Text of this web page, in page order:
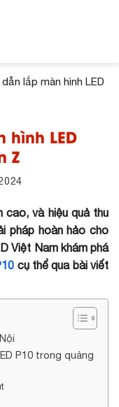
lắp màn hình LED
hình LED
Z
cao, và hiệu quả thu
pháp hoàn hảo cho
Việt Nam khám phá
cụ thể qua bài viết
P10 trong quảng